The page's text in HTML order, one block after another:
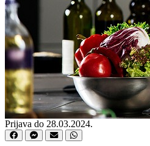
Prijava do 28.03.2024.